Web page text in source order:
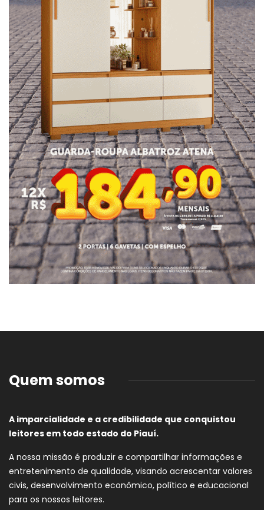
Quem somos
A imparcialidade e a credibilidade que conquistou
leitores em todo estado do Piauí.
A nossa missão é produzir e compartilhar informações e
entretenimento de qualidade, visando acrescentar valores
civis, desenvolvimento econômico, político e educacional
para os nossos leitores.